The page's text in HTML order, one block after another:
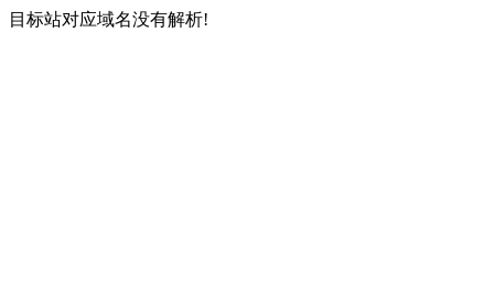
目标站对应域名没有解析!